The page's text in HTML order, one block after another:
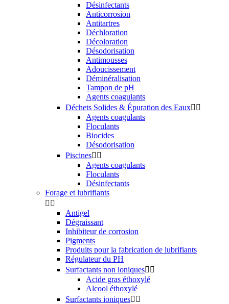
Désinfectants
Anticorrosion
Antitartres
Déchloration
Décoloration
Désodorisation
Antimousses
Adoucissement
Déminéralisation
Tampon de pH
Agents coagulants
Déchets Solides & Épuration des Eaux 
Agents coagulants
Floculants
Biocides
Désodorisation
Piscines 
Agents coagulants
Floculants
Désinfectants
Forage et lubrifiants
 
Antigel
Dégraissant
Inhibiteur de corrosion
Pigments
Produits pour la fabrication de lubrifiants
Régulateur du PH
Surfactants non ioniques 
Acide gras éthoxylé
Alcool éthoxylé
Surfactants ioniques 